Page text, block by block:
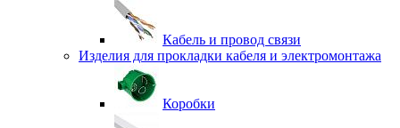
Кабель и провод связи
Изделия для прокладки кабеля и электромонтажа
Коробки